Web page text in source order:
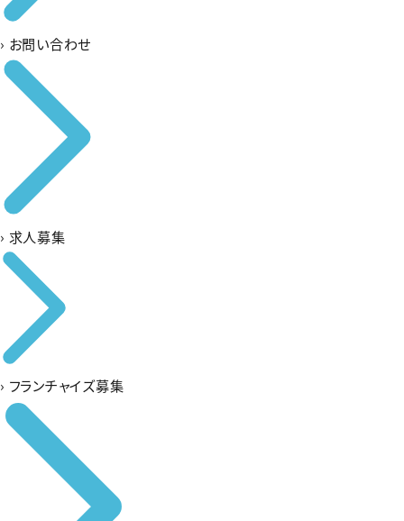
› お問い合わせ
› 求人募集
› フランチャイズ募集